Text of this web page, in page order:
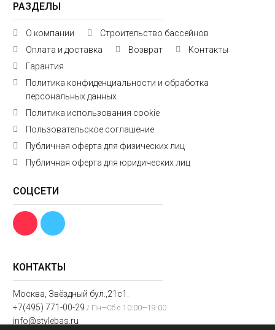
КОНТАКТЫ
Москва, Звёздный бул.,21с1.
+7(495) 771-00-29 / Пн—Сб с 10:00—19:00
info@stylebas.ru
РАЗДЕЛЫ
О компании
Строительство бассейнов
Оплата и доставка
Возврат
Контакты
Гарантия
Политика конфиденциальности и обработка
персональных данных
Политика использования cookie
Пользовательское соглашение
Публичная оферта для физических лиц
Публичная оферта для юридических лиц
СОЦСЕТИ